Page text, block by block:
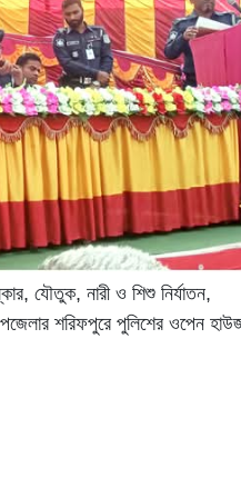
যৌতুক, নারী ও শিশু নির্যাতন,
শরিফপুরে পুলিশের ওপেন